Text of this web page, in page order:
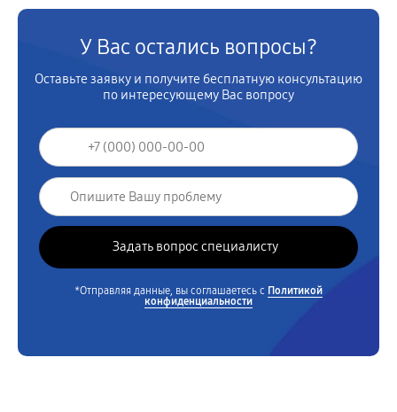
У Вас остались вопросы?
Оставьте заявку и получите бесплатную консультацию
по интересующему Вас вопросу
*Отправляя данные, вы соглашаетесь с Политикой
конфиденциальности